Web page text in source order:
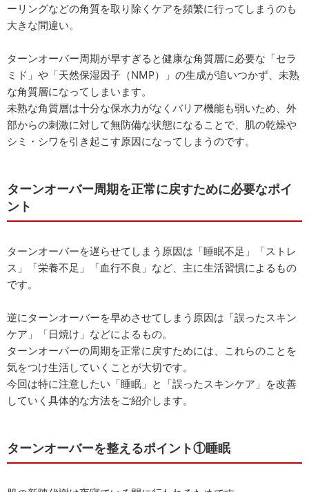
ーリングなどの角質を取り除くケアを頻繁に行ってしまうのも
大きな間違い。
ターンオーバー周期が早すぎると健康な角質層に必要な「セラ
ミド」や「天然保湿因子（NMP）」の生成が追いつかず、未熟
な角質層になってしまいます。
未熟な角質層は十分な保水力がなくバリア機能も弱いため、外
部からの刺激に対して無防備な状態になることで、肌の乾燥や
シミ・シワを引き起こす原因になってしまうのです。
ターンオーバー周期を正常に戻すために必要なポイ
ント
ターンオーバーを遅らせてしまう原因は「睡眠不足」「ストレ
ス」「栄養不足」「血行不良」など、主に生活習慣によるもの
です。
逆にターンオーバーを早めさせてしまう原因は「誤ったスキン
ケア」「日焼け」などによるもの。
ターンオーバーの周期を正常に戻すためには、これらのことを
気をつけ生活していくことが大切です。
今回は特に注意したい「睡眠」と「誤ったスキンケア」を改善
していく具体的な方法をご紹介します。
ターンオーバーを整えるポイント①睡眠